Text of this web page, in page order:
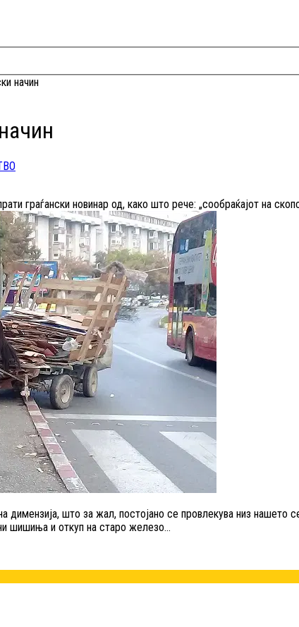
начин
граѓански новинар од, како што рече: „сообраќајот на
димензија, што за жал, постојано се провлекува низ нашето
шишиња и откуп на старо железо…